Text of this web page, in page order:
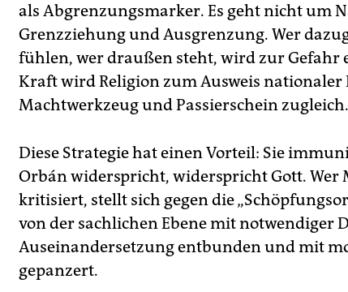
als Abgrenzungsmarker. Es geht nicht um
Grenzziehung und Ausgrenzung. Wer
fühlen, wer draußen steht, wird zur Gefahr
Kraft wird Religion zum Ausweis nationaler
Machtwerkzeug und Passierschein zugleich.
Diese Strategie hat einen Vorteil: Sie
Orbán widerspricht, widerspricht Gott.
kritisiert, stellt sich gegen die
von der sachlichen Ebene mit notwendiger
Auseinandersetzung entbunden und mit
gepanzert.